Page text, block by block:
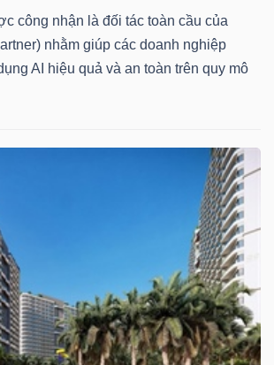
công nhận là đối tác toàn cầu của
nhằm giúp các doanh nghiệp
AI hiệu quả và an toàn trên quy mô